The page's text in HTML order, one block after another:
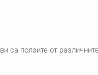
са ползите от